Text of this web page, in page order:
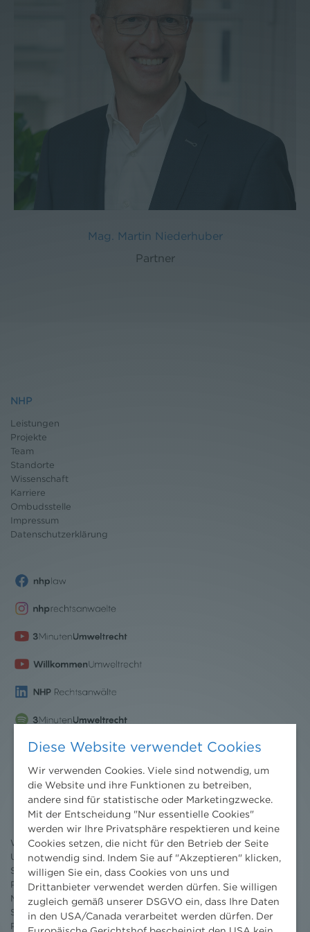
Mag. Martin Niederhuber
Partner
NHP
Leistungen
Projekte
Team
Standorte
Wissenschaft
Karriere
Ombudsstelle
Impressum
Datenschutzerklärung
Nachrichten
News aktuell
Newsletter
3 Minuten Umweltrecht
Willkommen Umweltrecht
Umweltrechtsblog
Seminare
Publikationen
Moot Court
Stipendium
Pressebereich
Diese Website verwendet Cookies
Wir verwenden Cookies. Viele sind notwendig, um
die Website und ihre Funktionen zu betreiben,
andere sind für statistische oder Marketingzwecke.
Mit der Entscheidung "Nur essentielle Cookies"
werden wir Ihre Privatsphäre respektieren und keine
Cookies setzen, die nicht für den Betrieb der Seite
notwendig sind. Indem Sie auf "Akzeptieren" klicken,
willigen Sie ein, dass Cookies von uns und
Drittanbieter verwendet werden dürfen. Sie willigen
zugleich gemäß unserer DSGVO ein, dass Ihre Daten
in den USA/Canada verarbeitet werden dürfen. Der
Europäische Gerichtshof bescheinigt den USA kein